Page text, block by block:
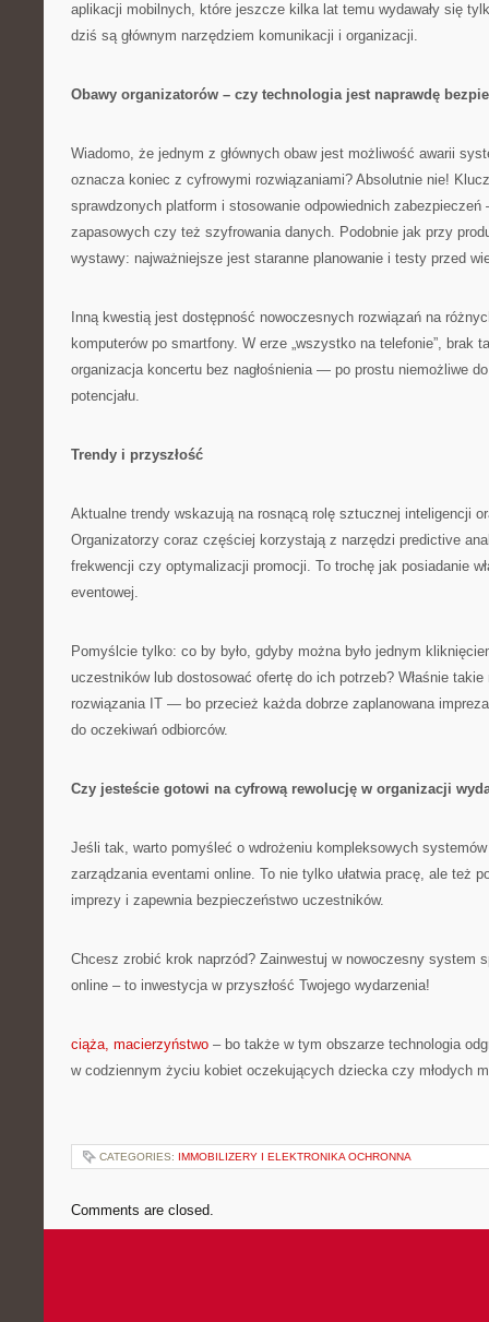
aplikacji mobilnych, które jeszcze kilka lat temu wydawały się
dziś są głównym narzędziem komunikacji i organizacji.
Obawy organizatorów – czy technologia jest naprawdę
Wiadomo, że jednym z głównych obaw jest możliwość awarii
oznacza koniec z cyfrowymi rozwiązaniami? Absolutnie nie!
sprawdzonych platform i stosowanie odpowiednich
zapasowych czy też szyfrowania danych. Podobnie jak przy
wystawy: najważniejsze jest staranne planowanie i testy przed
Inną kwestią jest dostępność nowoczesnych rozwiązań na
komputerów po smartfony. W erze „wszystko na telefonie”, brak
organizacja koncertu bez nagłośnienia — po prostu niemożliwe
potencjału.
Trendy i przyszłość
Aktualne trendy wskazują na rosnącą rolę sztucznej inteligencji
Organizatorzy coraz częściej korzystają z narzędzi predictive
frekwencji czy optymalizacji promocji. To trochę jak posiadanie
eventowej.
Pomyślcie tylko: co by było, gdyby można było jednym
uczestników lub dostosować ofertę do ich potrzeb? Właśnie
rozwiązania IT — bo przecież każda dobrze zaplanowana
do oczekiwań odbiorców.
Czy jesteście gotowi na cyfrową rewolucję w organizacji
Jeśli tak, warto pomyśleć o wdrożeniu kompleksowych
zarządzania eventami online. To nie tylko ułatwia pracę, ale też
imprezy i zapewnia bezpieczeństwo uczestników.
Chcesz zrobić krok naprzód? Zainwestuj w nowoczesny system
online – to inwestycja w przyszłość Twojego wydarzenia!
ciąża, macierzyństwo – bo także w tym obszarze technologia
w codziennym życiu kobiet oczekujących dziecka czy młodych
CATEGORIES: IMMOBILIZERY I ELEKTRONIKA OCHRONNA
Comments are closed.